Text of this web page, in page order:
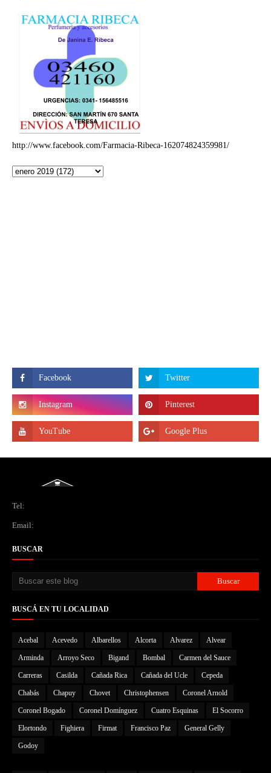
http://www.facebook.com/Farmacia-Ribeca-162074824359981/
Tel:
Email:
BUSCAR
BUSCÁ EN TU LOCALIDAD
Acebal Acevedo Albarellos Alcorta Alvarez Alvear
Arminda Arroyo Seco Bigand Bombal Carmen del Sauce
Carreras Casilda Cañada Rica Cañada del Ucle Cepeda
Chabás Chapuy Chovet Christophensen Coronel Arnold
Coronel Bogado Coronel Domínguez Cuatro Esquinas El Socorro
Elortondo Fighiera Firmat Francisco Paz General Gelly
Godoy